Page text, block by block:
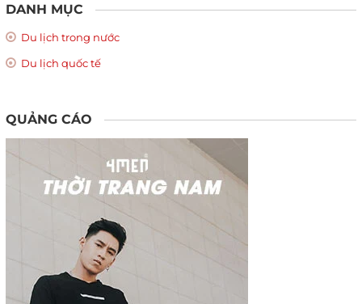
DANH MỤC
Du lịch trong nước
Du lịch quốc tế
QUẢNG CÁO